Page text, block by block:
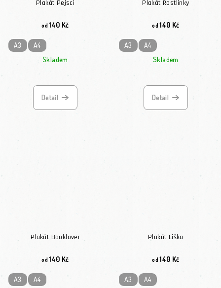
Plakát Pejsci
od140 Kč
A3
A4
Skladem
Detail
Plakát Rostlinky
od140 Kč
A3
A4
Skladem
Detail
Plakát Booklover
od140 Kč
A3
A4
Plakát Liška
od140 Kč
A3
A4